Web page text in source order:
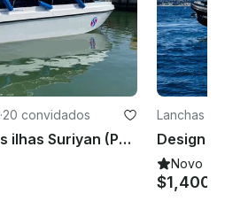
·20 convidados
Passeio pelas duas ilhas Suriyan (Phi Phi e Ilha Khai)
Lanchas
Novo
$1,400